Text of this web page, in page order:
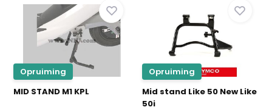
Opruiming
MID STAND M1 KPL
Opruiming
Mid stand Like 50 New Like
50i